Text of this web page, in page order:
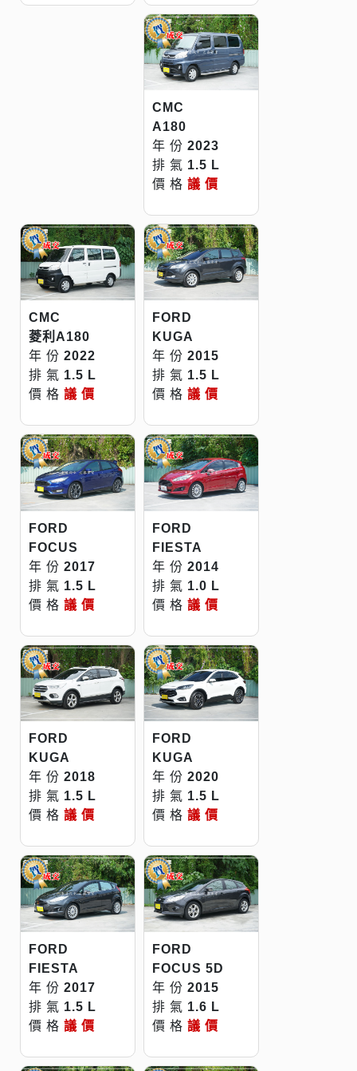
CMC
A180
年 份 2023
排 氣 1.5 L
價 格 議 價
CMC
菱利A180
年 份 2022
排 氣 1.5 L
價 格 議 價
FORD
KUGA
年 份 2015
排 氣 1.5 L
價 格 議 價
FORD
FOCUS
年 份 2017
排 氣 1.5 L
價 格 議 價
FORD
FIESTA
年 份 2014
排 氣 1.0 L
價 格 議 價
FORD
KUGA
年 份 2018
排 氣 1.5 L
價 格 議 價
FORD
KUGA
年 份 2020
排 氣 1.5 L
價 格 議 價
FORD
FIESTA
年 份 2017
排 氣 1.5 L
價 格 議 價
FORD
FOCUS 5D
年 份 2015
排 氣 1.6 L
價 格 議 價